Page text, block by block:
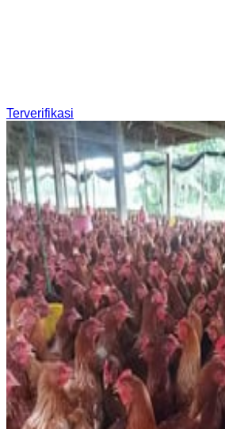
Terverifikasi